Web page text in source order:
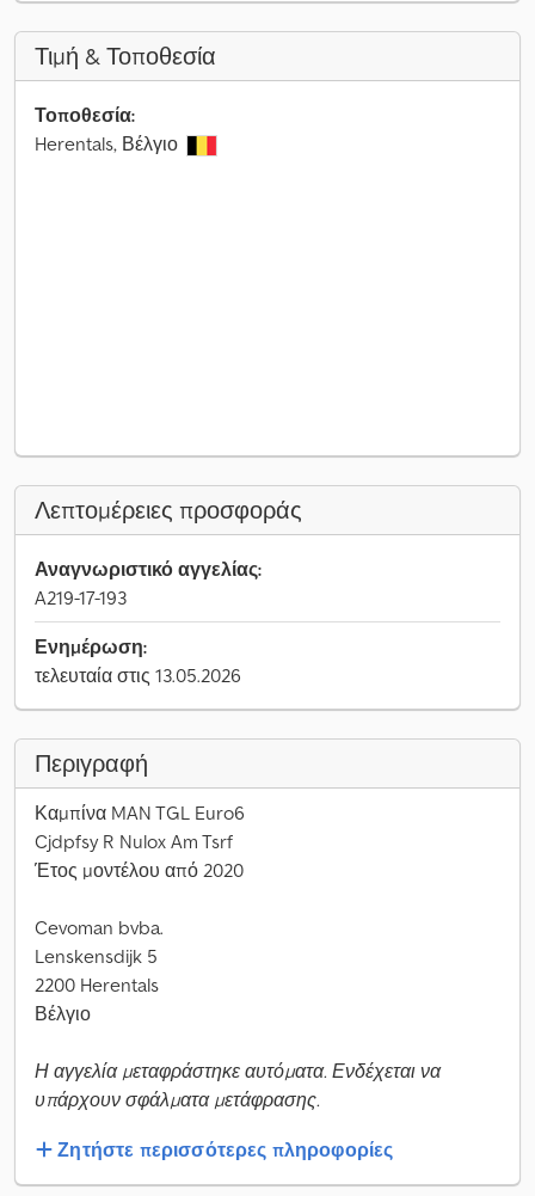
Τιμή & Τοποθεσία
Τοποθεσία:
Herentals, Βέλγιο
Λεπτομέρειες προσφοράς
Αναγνωριστικό αγγελίας:
A219-17-193
Ενημέρωση:
τελευταία στις 13.05.2026
Περιγραφή
Καμπίνα MAN TGL Euro6
Cjdpfsy R Nulox Am Tsrf
Έτος μοντέλου από 2020
Cevoman bvba.
Lenskensdijk 5
2200 Herentals
Βέλγιο
Η αγγελία μεταφράστηκε αυτόματα. Ενδέχεται να
υπάρχουν σφάλματα μετάφρασης.
Ζητήστε περισσότερες πληροφορίες